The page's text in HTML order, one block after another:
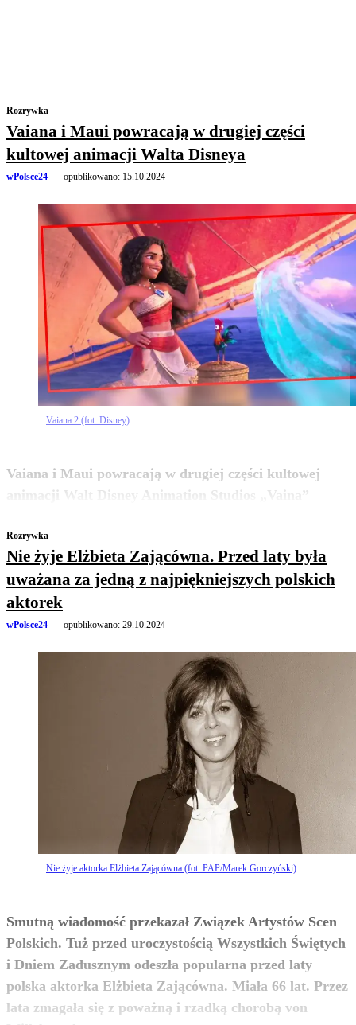
Rozrywka
Vaiana i Maui powracają w drugiej części
kultowej animacji Walta Disneya
wPolsce24 opublikowano: 15.10.2024
Vaiana 2 (fot. Disney)
Vaiana i Maui powracają w drugiej części kultowej
animacji Walt Disney Animation Studios „Vaina”
zobacz więcej
Rozrywka
Nie żyje Elżbieta Zającówna. Przed laty była
uważana za jedną z najpiękniejszych polskich
aktorek
wPolsce24 opublikowano: 29.10.2024
Nie żyje aktorka Elżbieta Zającówna (fot. PAP/Marek Gorczyński)
Smutną wiadomość przekazał Związek Artystów Scen
Polskich. Tuż przed uroczystością Wszystkich Świętych
i Dniem Zadusznym odeszła popularna przed laty
polska aktorka Elżbieta Zającówna. Miała 66 lat. Przez
lata zmagała się z poważną i rzadką chorobą von
zobacz więcej